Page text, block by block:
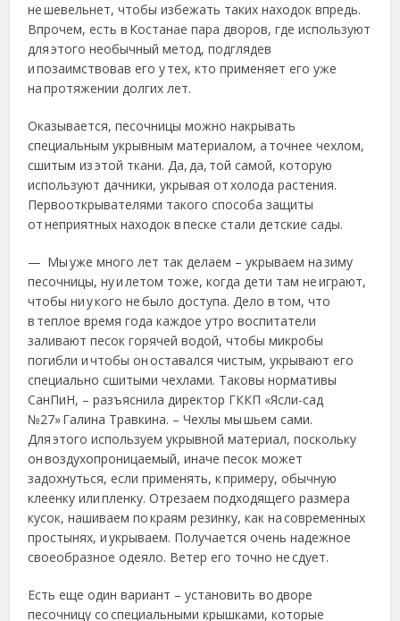
не шевельнет, чтобы избежать таких находок впредь.
Впрочем, есть в Костанае пара дворов, где используют
для этого необычный метод, подглядев
и позаимствовав его у тех, кто применяет его уже
на протяжении долгих лет.
Оказывается, песочницы можно накрывать
специальным укрывным материалом, а точнее чехлом,
сшитым из этой ткани. Да, да, той самой, которую
используют дачники, укрывая от холода растения.
Первооткрывателями такого способа защиты
от неприятных находок в песке стали детские сады.
— Мы уже много лет так делаем – укрываем на зиму
песочницы, ну и летом тоже, когда дети там не играют,
чтобы ни у кого не было доступа. Дело в том, что
в теплое время года каждое утро воспитатели
заливают песок горячей водой, чтобы микробы
погибли и чтобы он оставался чистым, укрывают его
специально сшитыми чехлами. Таковы нормативы
СанПиН, – разъяснила директор ГККП «Ясли-сад
№27» Галина Травкина. – Чехлы мы шьем сами.
Для этого используем укрывной материал, поскольку
он воздухопроницаемый, иначе песок может
задохнуться, если применять, к примеру, обычную
клеенку или пленку. Отрезаем подходящего размера
кусок, нашиваем по краям резинку, как на современных
простынях, и укрываем. Получается очень надежное
своеобразное одеяло. Ветер его точно не сдует.
Есть еще один вариант – установить во дворе
песочницу со специальными крышками, которые